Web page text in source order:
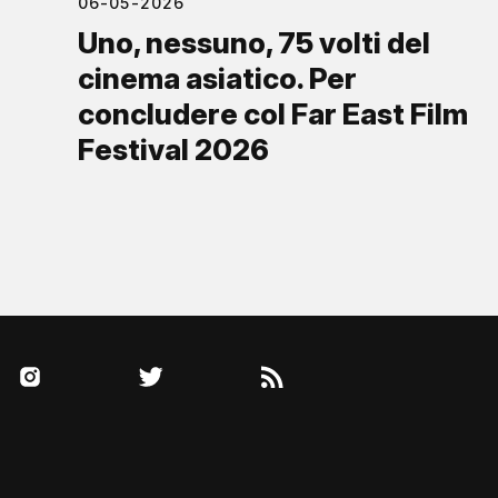
Uno, nessuno, 75 volti del
cinema asiatico. Per
concludere col Far East Film
Festival 2026